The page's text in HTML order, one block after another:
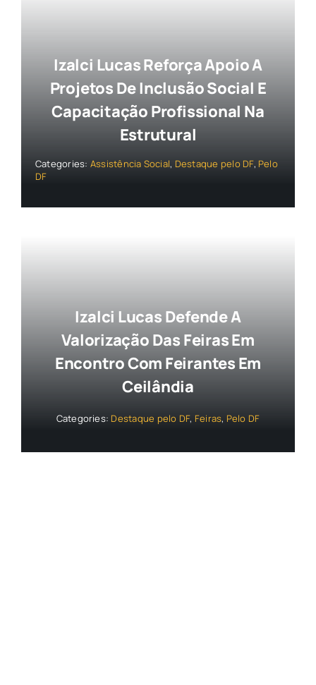
Izalci Lucas Reforça Apoio A
Projetos De Inclusão Social E
Capacitação Profissional Na
Estrutural
Categories: Assistência Social, Destaque pelo DF, Pelo
DF
Izalci Lucas Defende A
Valorização Das Feiras Em
Encontro Com Feirantes Em
Ceilândia
Categories: Destaque pelo DF, Feiras, Pelo DF